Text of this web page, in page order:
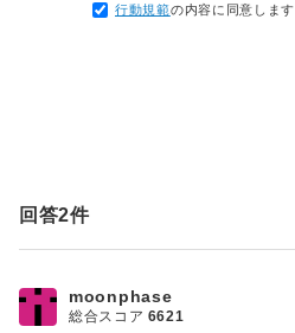
行動規範の内容に同意します
回答2件
moonphase
総合スコア 6621